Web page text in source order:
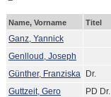
Name, Vorname Titel
Ganz, Yannick
Genlloud, Joseph
Günther, Franziska
Dr.
Guttzeit, Gero
PD Dr.